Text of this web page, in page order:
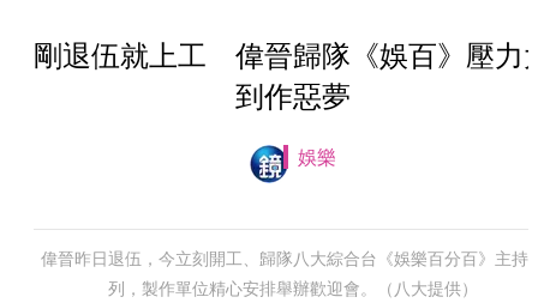
剛退伍就上工 偉晉歸隊《娛百》壓力
到作惡夢
娛樂
偉晉昨日退伍，今立刻開工、歸隊八大綜合台《娛樂百分百》主持
列，製作單位精心安排舉辦歡迎會。（八大提供）